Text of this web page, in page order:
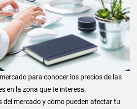
para conocer los precios de las
en la zona que te interesa.
del mercado y cómo pueden afectar tu